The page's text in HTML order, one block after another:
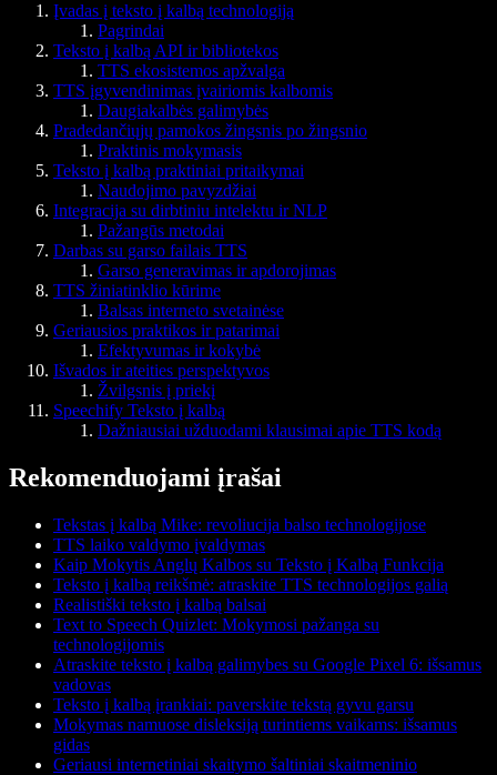
Įvadas į teksto į kalbą technologiją
Pagrindai
Teksto į kalbą API ir bibliotekos
TTS ekosistemos apžvalga
TTS įgyvendinimas įvairiomis kalbomis
Daugiakalbės galimybės
Pradedančiųjų pamokos žingsnis po žingsnio
Praktinis mokymasis
Teksto į kalbą praktiniai pritaikymai
Naudojimo pavyzdžiai
Integracija su dirbtiniu intelektu ir NLP
Pažangūs metodai
Darbas su garso failais TTS
Garso generavimas ir apdorojimas
TTS žiniatinklio kūrime
Balsas interneto svetainėse
Geriausios praktikos ir patarimai
Efektyvumas ir kokybė
Išvados ir ateities perspektyvos
Žvilgsnis į priekį
Speechify Teksto į kalbą
Dažniausiai užduodami klausimai apie TTS kodą
Rekomenduojami įrašai
Tekstas į kalbą Mike: revoliucija balso technologijose
TTS laiko valdymo įvaldymas
Kaip Mokytis Anglų Kalbos su Teksto į Kalbą Funkcija
Teksto į kalbą reikšmė: atraskite TTS technologijos galią
Realistiški teksto į kalbą balsai
Text to Speech Quizlet: Mokymosi pažanga su
technologijomis
Atraskite teksto į kalbą galimybes su Google Pixel 6: išsamus
vadovas
Teksto į kalbą įrankiai: paverskite tekstą gyvu garsu
Mokymas namuose disleksiją turintiems vaikams: išsamus
gidas
Geriausi internetiniai skaitymo šaltiniai skaitmeninio